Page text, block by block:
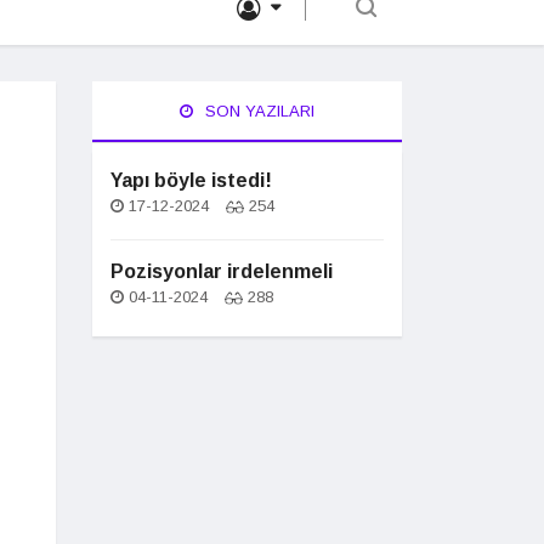
SON YAZILARI
Yapı böyle istedi!
17-12-2024 254
Pozisyonlar irdelenmeli
04-11-2024 288